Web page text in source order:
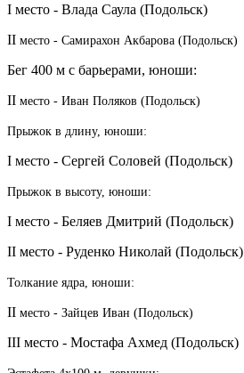
I место - Влада Саула (Подольск)
II место - Самирахон Акбарова (Подольск)
Бег 400 м с барьерами, юноши:
II место - Иван Поляков (Подольск)
Прыжок в длину, юноши:
I место - Сергей Соловей (Подольск)
Прыжок в высоту, юноши:
I место - Беляев Дмитрий (Подольск)
II место - Руденко Николай (Подольск)
Толкание ядра, юноши:
II место - Зайцев Иван (Подольск)
III место - Мостафа Ахмед (Подольск)